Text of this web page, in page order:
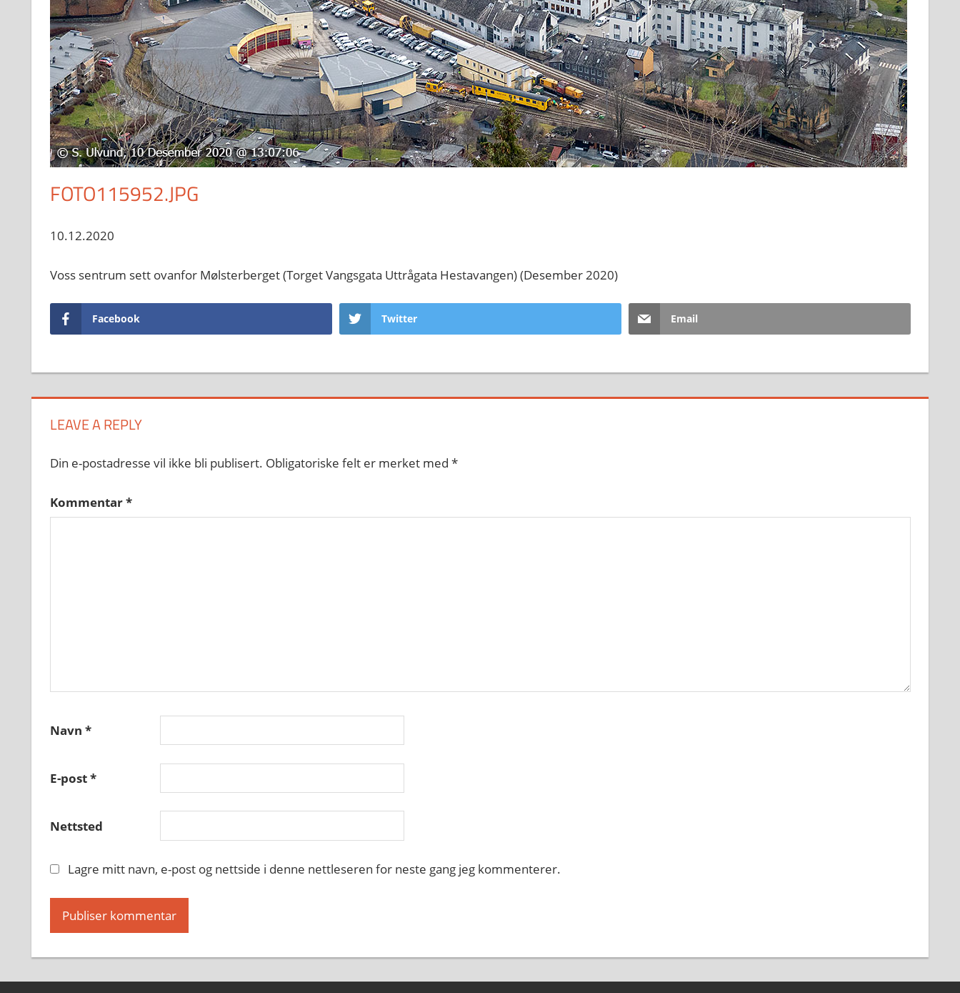
FOTO115952.JPG
10.12.2020
Voss sentrum sett ovanfor Mølsterberget (Torget Vangsgata Uttrågata Hestavangen) (Desember 2020)
Facebook Twitter Email
LEAVE A REPLY
Din e-postadresse vil ikke bli publisert. Obligatoriske felt er merket med *
Kommentar*
Navn *
E-post*
Nettsted
Lagre mitt navn, e-post og nettside i denne nettleseren for neste gang jeg kommenterer.